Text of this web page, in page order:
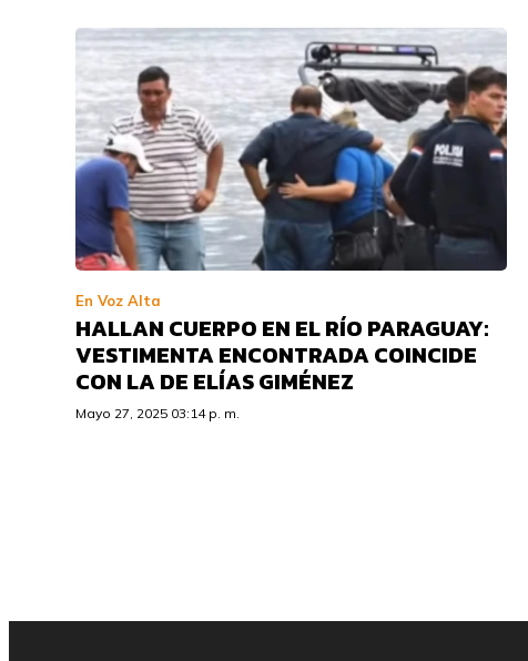
En Voz Alta
HALLAN CUERPO EN EL RÍO PARAGUAY:
VESTIMENTA ENCONTRADA COINCIDE
CON LA DE ELÍAS GIMÉNEZ
Mayo 27, 2025 03:14 p. m.